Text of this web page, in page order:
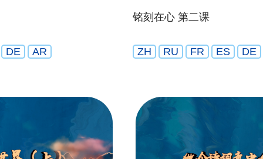
DE AR
铭刻在心 第二课
ZH RU FR ES DE